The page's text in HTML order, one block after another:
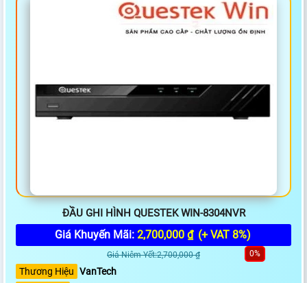
ĐẦU GHI HÌNH QUESTEK WIN-8304NVR
Giá Khuyến Mãi: 2,700,000 ₫ (+ VAT 8%)
Giá Niêm Yết:2,700,000 ₫ 0%
Thương Hiệu VanTech